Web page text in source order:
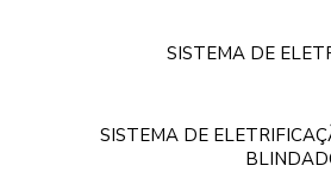
SISTEMA DE
SISTEMA DE